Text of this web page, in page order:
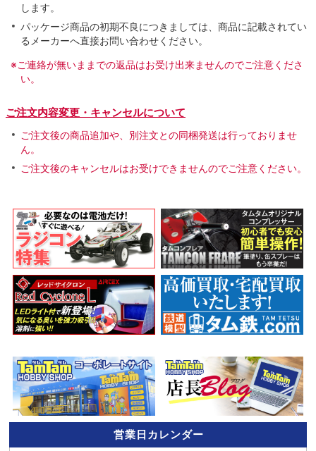
します。
パッケージ商品の初期不良につきましては、商品に記載されてい
るメーカーへ直接お問い合わせください。
※ご連絡が無いままでの返品はお受け出来ませんのでご注意くださ
い。
ご注文内容変更・キャンセルについて
ご注文後の商品追加や、別注文との同梱発送は行っておりませ
ん。
ご注文後のキャンセルはお受けできませんのでご注意ください。
営業日カレンダー